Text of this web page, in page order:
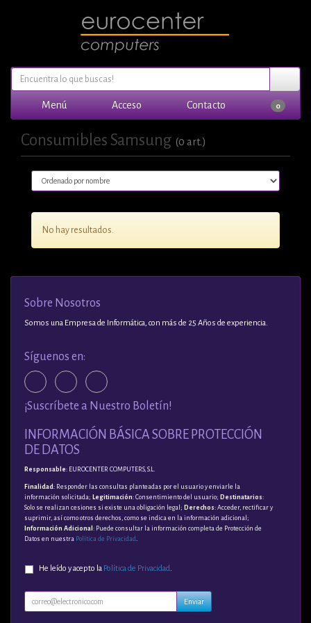
Menú Acceso Contacto 0
Consumibles Samsung (0 art.)
No hay resultados.
Sobre Nosotros
Somos una Empresa de Informática, con más de 25 Años de experiencia.
Síguenos en:
¡Suscríbete a Nuestro Boletín!
INFORMACIÓN BÁSICA SOBRE PROTECCIÓN
DE DATOS
Responsable: EUROCENTER COMPUTERS, S.L.
Finalidad: Responder las consultas planteadas por el usuario y enviarle la
información solicitada; Legitimación: Consentimiento del usuario; Destinatarios:
Solo se realizan cesiones si existe una obligación legal; Derechos: Acceder, rectificar y
suprimir, así como otros derechos, como se indica en la información adicional;
Información Adicional : Puede consultar la información completa de Protección de
Datos en nuestra Política de Privacidad.
He leído y acepto la Política de Privacidad.
Enviar